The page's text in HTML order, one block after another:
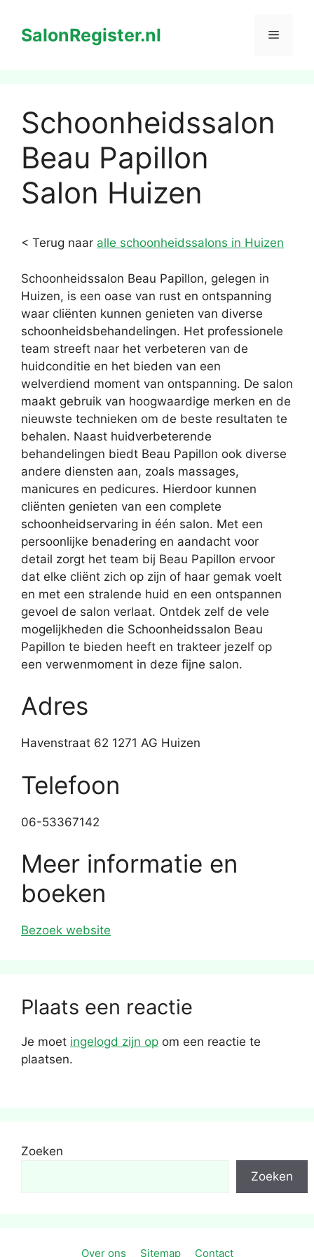
naarSalonRegister.nl Menu
Schoonheidssalon
Beau Papillon
Salon Huizen
< Terug naar alle schoonheidssalons in Huizen
Schoonheidssalon Beau Papillon, gelegen in
Huizen, is een oase van rust en ontspanning
waar cliënten kunnen genieten van diverse
schoonheidsbehandelingen. Het professionele
team streeft naar het verbeteren van de
huidconditie en het bieden van een
welverdiend moment van ontspanning. De salon
maakt gebruik van hoogwaardige merken en de
nieuwste technieken om de beste resultaten te
behalen. Naast huidverbeterende
behandelingen biedt Beau Papillon ook diverse
andere diensten aan, zoals massages,
manicures en pedicures. Hierdoor kunnen
cliënten genieten van een complete
schoonheidservaring in één salon. Met een
persoonlijke benadering en aandacht voor
detail zorgt het team bij Beau Papillon ervoor
dat elke cliënt zich op zijn of haar gemak voelt
en met een stralende huid en een ontspannen
gevoel de salon verlaat. Ontdek zelf de vele
mogelijkheden die Schoonheidssalon Beau
Papillon te bieden heeft en trakteer jezelf op
een verwenmoment in deze fijne salon.
Adres
Havenstraat 62 1271 AG Huizen
Telefoon
06-53367142
Meer informatie en
boeken
Bezoek website
Plaats een reactie
Je moet ingelogd zijn op om een reactie te
plaatsen.
Zoeken
Zoeken
Over ons Sitemap Contact